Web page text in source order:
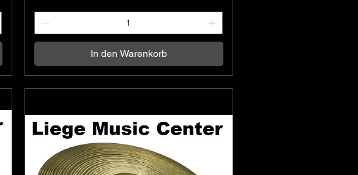
In den Warenkorb